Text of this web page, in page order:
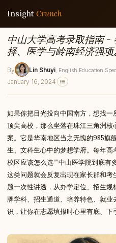
Insight Crunch
中山大学高考录取指南 -
择、医学与岭南经济强
By Lin Shuyi , English Education
January 16, 2024
如果你把目光投向中国南方，想找
顶尖高校，那么坐落在珠江三角洲
案。它是华南地区当之无愧的985旗
生、文科生心中的梦想学府。每年高
校区应该怎么选”“中山医学院到底有
这类问题就会反复出现在家长群和
题一次性讲透，从办学定位、招生
牌学科、招生通道、培养特色、就
识，让你在志愿填报时心里有底、下